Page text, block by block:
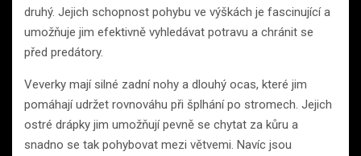
druhý. Jejich schopnost pohybu ve výškách je fascinující a
umožňuje jim efektivně vyhledávat potravu a chránit se
před predátory.
Veverky mají silné zadní nohy a dlouhý ocas, které jim
pomáhají udržet rovnováhu při šplhání po stromech. Jejich
ostré drápky jim umožňují pevně se chytat za kůru a
snadno se tak pohybovat mezi větvemi. Navíc jsou